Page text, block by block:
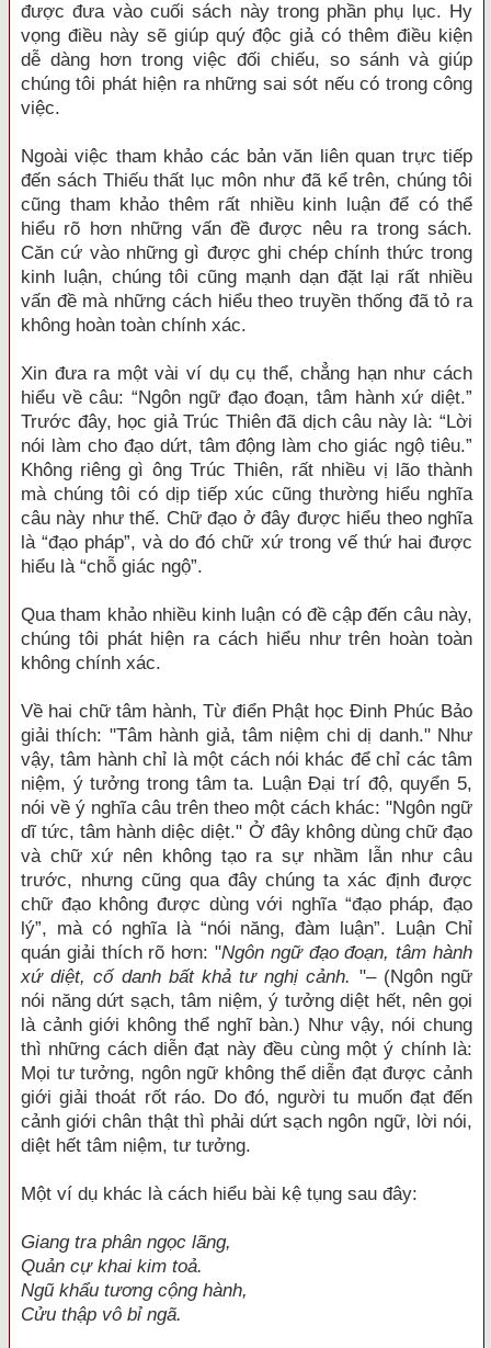
được đưa vào cuối sách này trong phần phụ lục. Hy
vọng điều này sẽ giúp quý độc giả có thêm điều kiện
dễ dàng hơn trong việc đối chiếu, so sánh và giúp
chúng tôi phát hiện ra những sai sót nếu có trong công
việc.
Ngoài việc tham khảo các bản văn liên quan trực tiếp
đến sách Thiếu thất lục môn như đã kể trên, chúng tôi
cũng tham khảo thêm rất nhiều kinh luận để có thể
hiểu rõ hơn những vấn đề được nêu ra trong sách.
Căn cứ vào những gì được ghi chép chính thức trong
kinh luận, chúng tôi cũng mạnh dạn đặt lại rất nhiều
vấn đề mà những cách hiểu theo truyền thống đã tỏ ra
không hoàn toàn chính xác.
Xin đưa ra một vài ví dụ cụ thể, chẳng hạn như cách
hiểu về câu: “Ngôn ngữ đạo đoạn, tâm hành xứ diệt.”
Trước đây, học giả Trúc Thiên đã dịch câu này là: “Lời
nói làm cho đạo dứt, tâm động làm cho giác ngộ tiêu.”
Không riêng gì ông Trúc Thiên, rất nhiều vị lão thành
mà chúng tôi có dịp tiếp xúc cũng thường hiểu nghĩa
câu này như thế. Chữ đạo ở đây được hiểu theo nghĩa
là “đạo pháp”, và do đó chữ xứ trong vế thứ hai được
hiểu là “chỗ giác ngộ”.
Qua tham khảo nhiều kinh luận có đề cập đến câu này,
chúng tôi phát hiện ra cách hiểu như trên hoàn toàn
không chính xác.
Về hai chữ tâm hành, Từ điển Phật học Đinh Phúc Bảo
giải thích: "Tâm hành giả, tâm niệm chi dị danh." Như
vậy, tâm hành chỉ là một cách nói khác để chỉ các tâm
niệm, ý tưởng trong tâm ta. Luận Đại trí độ, quyển 5,
nói về ý nghĩa câu trên theo một cách khác: "Ngôn ngữ
dĩ tức, tâm hành diệc diệt." Ở đây không dùng chữ đạo
và chữ xứ nên không tạo ra sự nhầm lẫn như câu
trước, nhưng cũng qua đây chúng ta xác định được
chữ đạo không được dùng với nghĩa “đạo pháp, đạo
lý”, mà có nghĩa là “nói năng, đàm luận”. Luận Chỉ
quán giải thích rõ hơn: "Ngôn ngữ đạo đoạn, tâm hành
xứ diệt, cố danh bất khả tư nghị cảnh. "– (Ngôn ngữ
nói năng dứt sạch, tâm niệm, ý tưởng diệt hết, nên gọi
là cảnh giới không thể nghĩ bàn.) Như vậy, nói chung
thì những cách diễn đạt này đều cùng một ý chính là:
Mọi tư tưởng, ngôn ngữ không thể diễn đạt được cảnh
giới giải thoát rốt ráo. Do đó, người tu muốn đạt đến
cảnh giới chân thật thì phải dứt sạch ngôn ngữ, lời nói,
diệt hết tâm niệm, tư tưởng.
Một ví dụ khác là cách hiểu bài kệ tụng sau đây:
Giang tra phân ngọc lãng,
Quản cự khai kim toả.
Ngũ khẩu tương cộng hành,
Cửu thập vô bỉ ngã.